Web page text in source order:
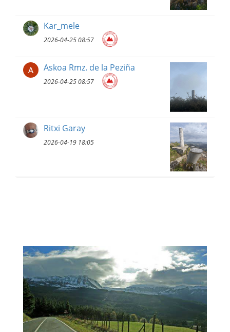
Kar_mele
2026-04-25 08:57
Askoa Rmz. de la Peziña
2026-04-25 08:57
Ritxi Garay
2026-04-19 18:05